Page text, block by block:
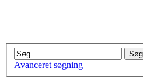
Avanceret søgning